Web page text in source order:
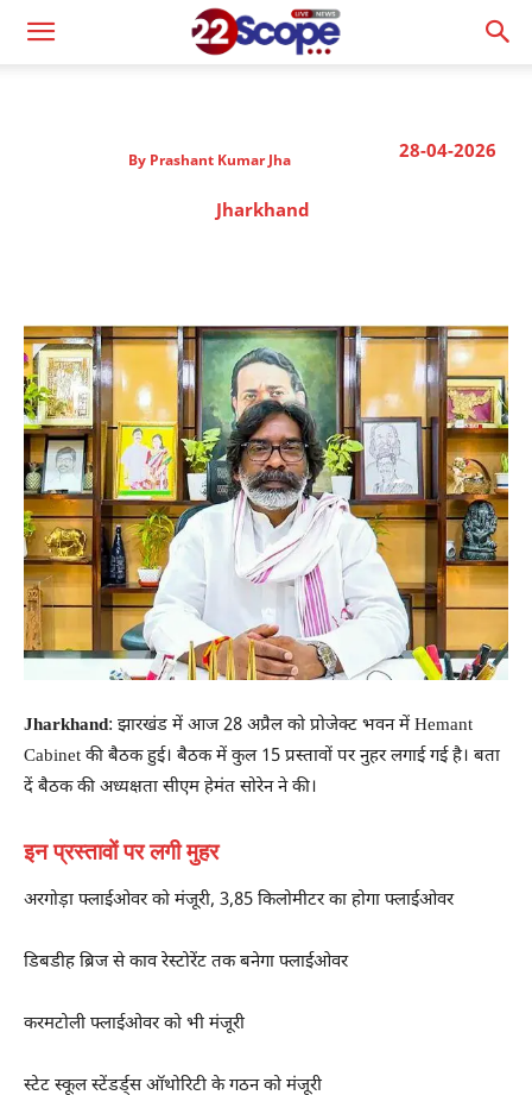
28-04-2026
By Prashant Kumar Jha
Jharkhand
Jharkhand: झारखंड में आज 28 अप्रैल को प्रोजेक्ट भवन में Hemant
Cabinet की बैठक हुई। बैठक में कुल 15 प्रस्तावों पर नुहर लगाई गई है। बता
दें बैठक की अध्यक्षता सीएम हेमंत सोरेन ने की।
इन प्रस्तावों पर लगी मुहर
अरगोड़ा फ्लाईओवर को मंजूरी, 3,85 किलोमीटर का होगा फ्लाईओवर
डिबडीह ब्रिज से काव रेस्टोरेंट तक बनेगा फ्लाईओवर
करमटोली फ्लाईओवर को भी मंजूरी
स्टेट स्कूल स्टेंडर्ड्स ऑथोरिटी के गठन को मंजूरी